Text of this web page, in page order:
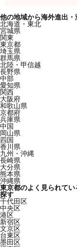
他の地域から海外進出
北海道・東北
宮城県
関東
東京都
埼玉県
群馬県
北陸・甲信越
長野県
中部
愛知県
関西
大阪府
和歌山県
京都府
兵庫県
中国
岡山県
四国
香川県
九州・沖縄
長崎県
大分県
熊本県
沖縄県
東京都のよく見られて
探す
千代田区
中央区
港区
新宿区
文京区
台東区
墨田区